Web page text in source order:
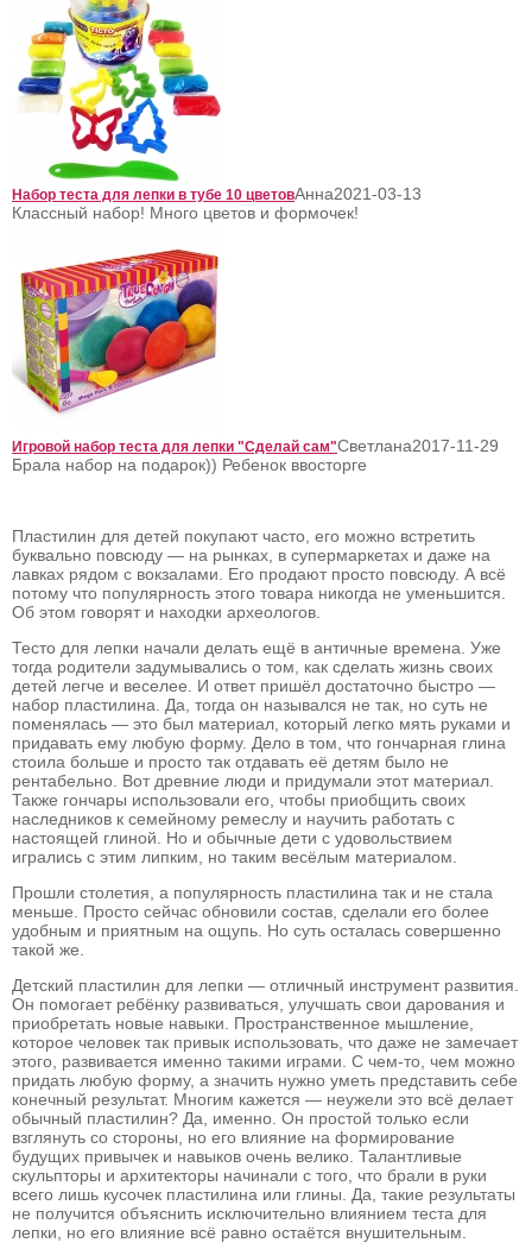
Набор теста для лепки в тубе 10 цветовАнна2021-03-13
Классный набор! Много цветов и формочек!
Игровой набор теста для лепки "Сделай сам"Светлана2017-11-29
Брала набор на подарок)) Ребенок ввосторге
Пластилин для детей покупают часто, его можно встретить
буквально повсюду — на рынках, в супермаркетах и даже на
лавках рядом с вокзалами. Его продают просто повсюду. А всё
потому что популярность этого товара никогда не уменьшится.
Об этом говорят и находки археологов.
Тесто для лепки начали делать ещё в античные времена. Уже
тогда родители задумывались о том, как сделать жизнь своих
детей легче и веселее. И ответ пришёл достаточно быстро —
набор пластилина. Да, тогда он назывался не так, но суть не
поменялась — это был материал, который легко мять руками и
придавать ему любую форму. Дело в том, что гончарная глина
стоила больше и просто так отдавать её детям было не
рентабельно. Вот древние люди и придумали этот материал.
Также гончары использовали его, чтобы приобщить своих
наследников к семейному ремеслу и научить работать с
настоящей глиной. Но и обычные дети с удовольствием
игрались с этим липким, но таким весёлым материалом.
Прошли столетия, а популярность пластилина так и не стала
меньше. Просто сейчас обновили состав, сделали его более
удобным и приятным на ощупь. Но суть осталась совершенно
такой же.
Детский пластилин для лепки — отличный инструмент развития.
Он помогает ребёнку развиваться, улучшать свои дарования и
приобретать новые навыки. Пространственное мышление,
которое человек так привык использовать, что даже не замечает
этого, развивается именно такими играми. С чем-то, чем можно
придать любую форму, а значить нужно уметь представить себе
конечный результат. Многим кажется — неужели это всё делает
обычный пластилин? Да, именно. Он простой только если
взглянуть со стороны, но его влияние на формирование
будущих привычек и навыков очень велико. Талантливые
скульпторы и архитекторы начинали с того, что брали в руки
всего лишь кусочек пластилина или глины. Да, такие результаты
не получится объяснить исключительно влиянием теста для
лепки, но его влияние всё равно остаётся внушительным.